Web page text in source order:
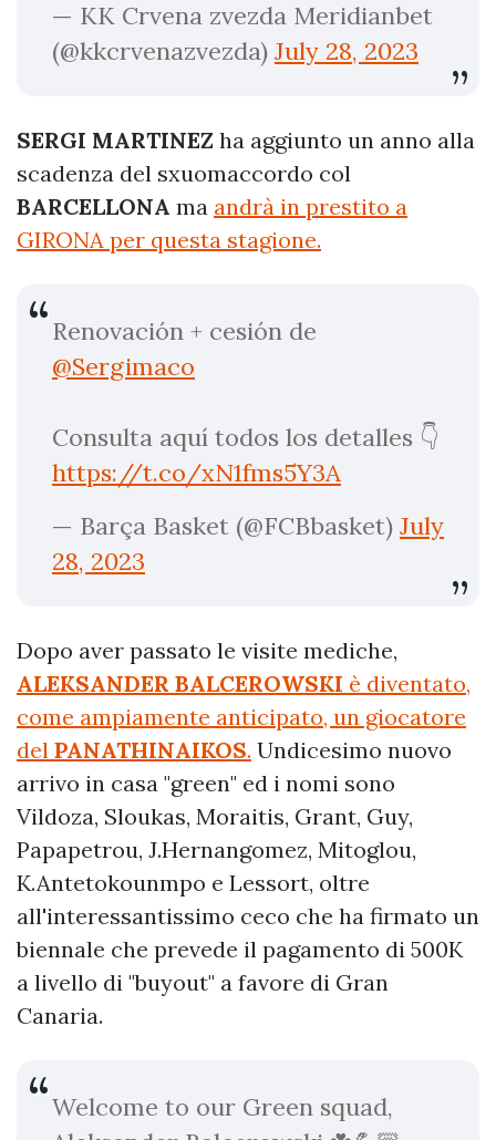
— KK Crvena zvezda Meridianbet
(@kkcrvenazvezda) July 28, 2023
SERGI MARTINEZ ha aggiunto un anno alla
scadenza del sxuomaccordo col
BARCELLONA ma andrà in prestito a
GIRONA per questa stagione.
Renovación + cesión de
@Sergimaco
Consulta aquí todos los detalles 👇
https://t.co/xN1fms5Y3A
— Barça Basket (@FCBbasket) July
28, 2023
Dopo aver passato le visite mediche,
ALEKSANDER BALCEROWSKI è diventato,
come ampiamente anticipato, un giocatore
del PANATHINAIKOS. Undicesimo nuovo
arrivo in casa "green" ed i nomi sono
Vildoza, Sloukas, Moraitis, Grant, Guy,
Papapetrou, J.Hernangomez, Mitoglou,
K.Antetokounmpo e Lessort, oltre
all'interessantissimo ceco che ha firmato un
biennale che prevede il pagamento di 500K
a livello di "buyout" a favore di Gran
Canaria.
Welcome to our Green squad,